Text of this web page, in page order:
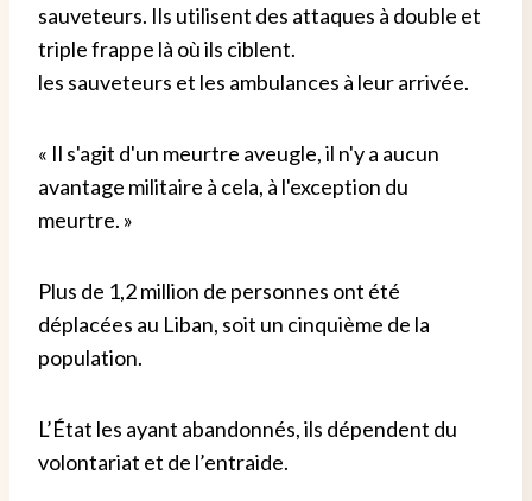
sauveteurs. Ils utilisent des attaques à double et
triple frappe là où ils ciblent.
les sauveteurs et les ambulances à leur arrivée.
« Il s'agit d'un meurtre aveugle, il n'y a aucun
avantage militaire à cela, à l'exception du
meurtre. »
Plus de 1,2 million de personnes ont été
déplacées au Liban, soit un cinquième de la
population.
L’État les ayant abandonnés, ils dépendent du
volontariat et de l’entraide.